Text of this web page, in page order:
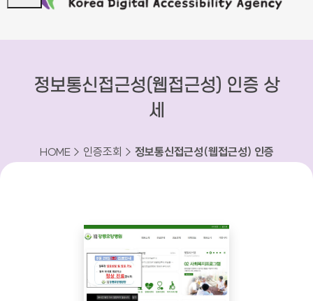
정보통신접근성(웹접근성) 인증 상
세
HOME > 인증조회 > 정보통신접근성(웹접근성) 인증